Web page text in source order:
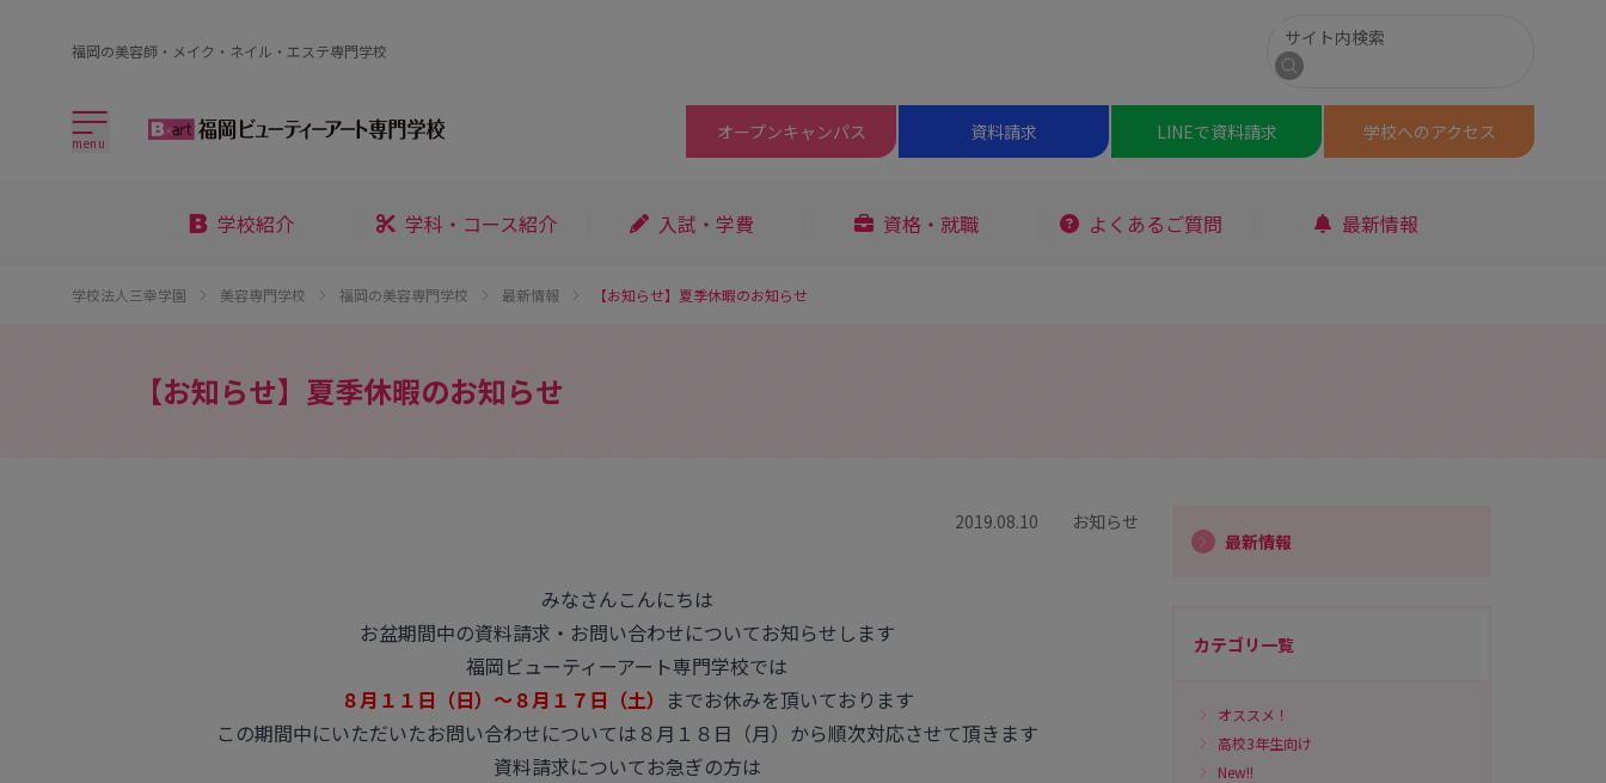
福岡の美容師・メイク・ネイル・エステ専門学校
サイト内検索
検索
menu オープンキャンパス 資料請求 LINEで資料請求 学校へのアクセス
学校紹介 学科・コース紹介 入試・学費 資格・就職 よくあるご質問 最新情報
学校法人三幸学園 美容専門学校 福岡の美容専門学校 最新情報 【お知らせ】夏季休暇のお知らせ
【お知らせ】夏季休暇のお知らせ
2019.08.10 お知らせ
みなさんこんにちは
お盆期間中の資料請求・お問い合わせについてお知らせします
福岡ビューティーアート専門学校では
８月１１日（日）～８月１７日（土） までお休みを頂いております
この期間中にいただいたお問い合わせについては８月１８日（月）から順次対応させて頂きます
資料請求についてお急ぎの方は
最新情報
カテゴリ一覧
オススメ！
高校3年生向け
New!!